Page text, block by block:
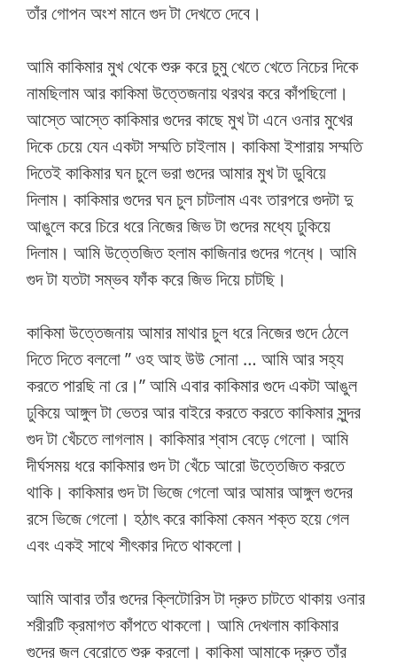
তাঁর গোপন অংশ মানে গুদ টা দেখতে দেবে।
আমি কাকিমার মুখ থেকে শুরু করে চুমু খেতে খেতে নিচের দিকে
নামছিলাম আর কাকিমা উত্তেজনায় থরথর করে কাঁপছিলো।
আস্তে আস্তে কাকিমার গুদের কাছে মুখ টা এনে ওনার মুখের
দিকে চেয়ে যেন একটা সম্মতি চাইলাম। কাকিমা ইশারায় সম্মতি
দিতেই কাকিমার ঘন চুলে ভরা গুদের আমার মুখ টা ডুবিয়ে
দিলাম। কাকিমার গুদের ঘন চুল চাটলাম এবং তারপরে গুদটা দু
আঙুলে করে চিরে ধরে নিজের জিভ টা গুদের মধ্যে ঢুকিয়ে
দিলাম। আমি উত্তেজিত হলাম কাজিনার গুদের গন্ধে। আমি
গুদ টা যতটা সম্ভব ফাঁক করে জিভ দিয়ে চাটছি।
কাকিমা উত্তেজনায় আমার মাথার চুল ধরে নিজের গুদে ঠেলে
দিতে দিতে বললো ” ওহ আহ উউ সোনা … আমি আর সহ্য
করতে পারছি না রে।” আমি এবার কাকিমার গুদে একটা আঙুল
ঢুকিয়ে আঙ্গুল টা ভেতর আর বাইরে করতে করতে কাকিমার সুন্দর
গুদ টা খেঁচতে লাগলাম। কাকিমার শ্বাস বেড়ে গেলো। আমি
দীর্ঘসময় ধরে কাকিমার গুদ টা খেঁচে আরো উত্তেজিত করতে
থাকি। কাকিমার গুদ টা ভিজে গেলো আর আমার আঙ্গুল গুদের
রসে ভিজে গেলো। হঠাৎ করে কাকিমা কেমন শক্ত হয়ে গেল
এবং একই সাথে শীৎকার দিতে থাকলো।
আমি আবার তাঁর গুদের ক্লিটোরিস টা দ্রুত চাটতে থাকায় ওনার
শরীরটি ক্রমাগত কাঁপতে থাকলো। আমি দেখলাম কাকিমার
গুদের জল বেরোতে শুরু করলো। কাকিমা আমাকে দ্রুত তাঁর